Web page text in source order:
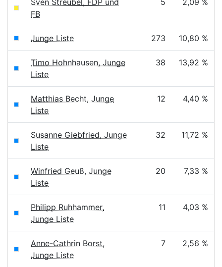
Sven Streubel, FDP und
FB
5 2,09 %
Junge Liste 273 10,80 %
Timo Hohnhausen, Junge
Liste
38 13,92 %
Matthias Becht, Junge
Liste
12 4,40 %
Susanne Giebfried, Junge
Liste
32 11,72 %
Winfried Geuß, Junge
Liste
20 7,33 %
Philipp Ruhhammer,
Junge Liste
11 4,03 %
Anne-Cathrin Borst,
Junge Liste
7 2,56 %